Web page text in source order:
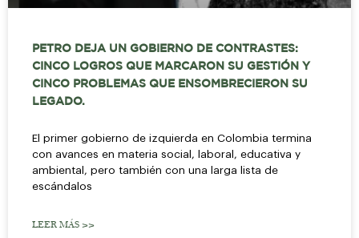
PETRO DEJA UN GOBIERNO DE CONTRASTES:
CINCO LOGROS QUE MARCARON SU GESTIÓN Y
CINCO PROBLEMAS QUE ENSOMBRECIERON SU
LEGADO.
El primer gobierno de izquierda en Colombia termina
con avances en materia social, laboral, educativa y
ambiental, pero también con una larga lista de
escándalos
LEER MÁS >>